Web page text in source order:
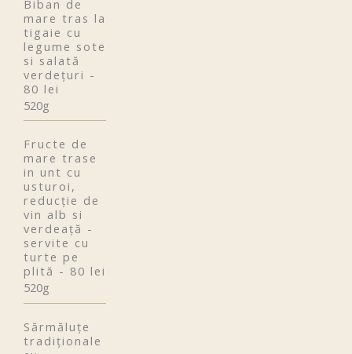
Biban de
mare tras la
tigaie cu
legume sote
si salată
verdețuri -
80 lei
520g
Fructe de
mare trase
in unt cu
usturoi,
reducție de
vin alb si
verdeață -
servite cu
turte pe
plită - 80 lei
520g
Sărmăluțe
tradiționale